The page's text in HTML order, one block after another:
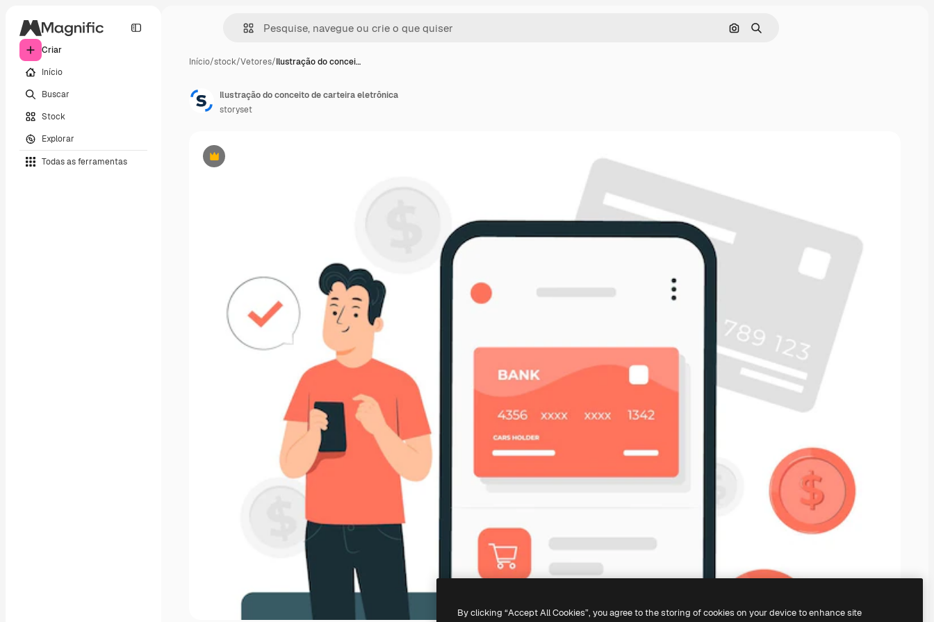
Criar
Início
Buscar
Stock
Explorar
Todas as ferramentas
Pesquisar por imagem
Buscar
Início/stock/Vetores/Ilustração do concei…
Premium
Ilustração do conceito de carteira eletrônica
storyset
By clicking “Accept All Cookies”, you agree to the storing of cookies on your device to enhance site